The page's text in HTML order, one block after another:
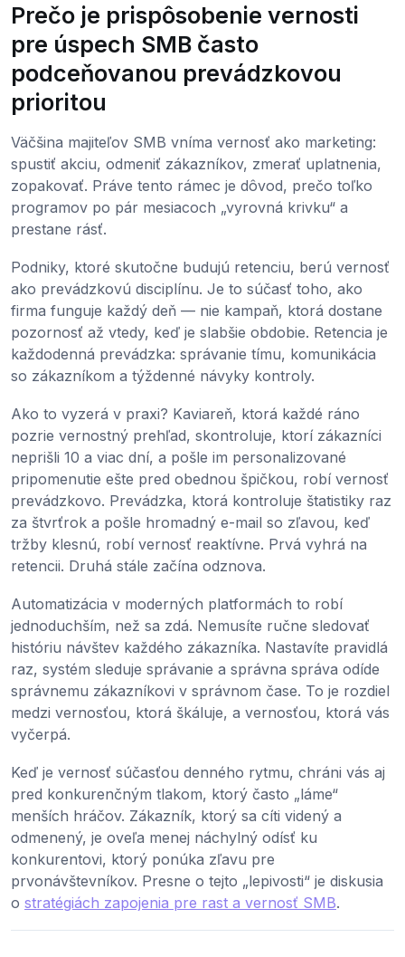
Prečo je prispôsobenie vernosti
pre úspech SMB často
podceňovanou prevádzkovou
prioritou
Väčšina majiteľov SMB vníma vernosť ako marketing:
spustiť akciu, odmeniť zákazníkov, zmerať uplatnenia,
zopakovať. Práve tento rámec je dôvod, prečo toľko
programov po pár mesiacoch „vyrovná krivku“ a
prestane rásť.
Podniky, ktoré skutočne budujú retenciu, berú vernosť
ako prevádzkovú disciplínu. Je to súčasť toho, ako
firma funguje každý deň — nie kampaň, ktorá dostane
pozornosť až vtedy, keď je slabšie obdobie. Retencia je
každodenná prevádzka: správanie tímu, komunikácia
so zákazníkom a týždenné návyky kontroly.
Ako to vyzerá v praxi? Kaviareň, ktorá každé ráno
pozrie vernostný prehľad, skontroluje, ktorí zákazníci
neprišli 10 a viac dní, a pošle im personalizované
pripomenutie ešte pred obednou špičkou, robí vernosť
prevádzkovo. Prevádzka, ktorá kontroluje štatistiky raz
za štvrťrok a pošle hromadný e-mail so zľavou, keď
tržby klesnú, robí vernosť reaktívne. Prvá vyhrá na
retencii. Druhá stále začína odznova.
Automatizácia v moderných platformách to robí
jednoduchším, než sa zdá. Nemusíte ručne sledovať
históriu návštev každého zákazníka. Nastavíte pravidlá
raz, systém sleduje správanie a správna správa odíde
správnemu zákazníkovi v správnom čase. To je rozdiel
medzi vernosťou, ktorá škáluje, a vernosťou, ktorá vás
vyčerpá.
Keď je vernosť súčasťou denného rytmu, chráni vás aj
pred konkurenčným tlakom, ktorý často „láme“
menších hráčov. Zákazník, ktorý sa cíti videný a
odmenený, je oveľa menej náchylný odísť ku
konkurentovi, ktorý ponúka zľavu pre
prvonávštevníkov. Presne o tejto „lepivosti“ je diskusia
o stratégiách zapojenia pre rast a vernosť SMB.